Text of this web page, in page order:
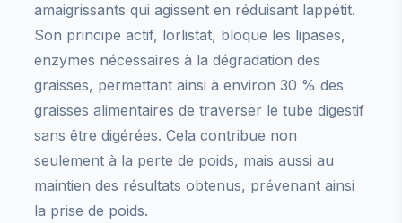
amaigrissants qui agissent en réduisant lappétit.
Son principe actif, lorlistat, bloque les lipases,
enzymes nécessaires à la dégradation des
graisses, permettant ainsi à environ 30 % des
graisses alimentaires de traverser le tube digestif
sans être digérées. Cela contribue non
seulement à la perte de poids, mais aussi au
maintien des résultats obtenus, prévenant ainsi
la prise de poids.